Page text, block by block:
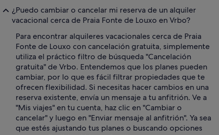
¿Puedo cambiar o cancelar mi reserva de un alquiler
vacacional cerca de Praia Fonte de Louxo en Vrbo?
Para encontrar alquileres vacacionales cerca de Praia
Fonte de Louxo con cancelación gratuita, simplemente
utiliza el práctico filtro de búsqueda "Cancelación
gratuita" de Vrbo. Entendemos que los planes pueden
cambiar, por lo que es fácil filtrar propiedades que te
ofrecen flexibilidad. Si necesitas hacer cambios en una
reserva existente, envía un mensaje a tu anfitrión. Ve a
"Mis viajes" en tu cuenta, haz clic en "Cambiar o
cancelar" y luego en "Enviar mensaje al anfitrión". Ya sea
que estés ajustando tus planes o buscando opciones